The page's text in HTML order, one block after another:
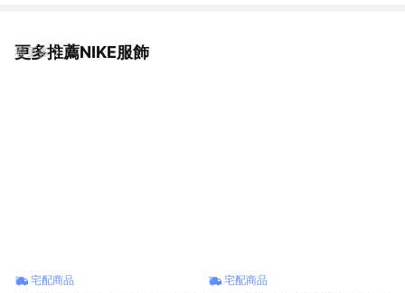
更多推薦NIKE服飾
看更多
宅配商品 宅配商品